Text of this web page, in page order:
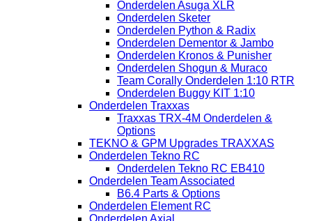
Onderdelen Asuga XLR
Onderdelen Sketer
Onderdelen Python & Radix
Onderdelen Dementor & Jambo
Onderdelen Kronos & Punisher
Onderdelen Shogun & Muraco
Team Corally Onderdelen 1:10 RTR
Onderdelen Buggy KIT 1:10
Onderdelen Traxxas
Traxxas TRX-4M Onderdelen &
Options
TEKNO & GPM Upgrades TRAXXAS
Onderdelen Tekno RC
Onderdelen Tekno RC EB410
Onderdelen Team Associated
B6.4 Parts & Options
Onderdelen Element RC
Onderdelen Axial